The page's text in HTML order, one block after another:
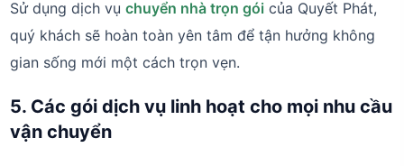
Sử dụng dịch vụchuyển nhà trọn gói của Quyết Phát,
quý khách sẽ hoàn toàn yên tâm để tận hưởng không
gian sống mới một cách trọn vẹn.
5. Các gói dịch vụ linh hoạt cho mọi nhu cầu
vận chuyển